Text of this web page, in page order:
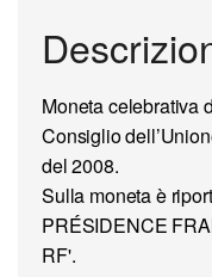
Moneta celebrativa
Consigliodell’
del 2008.
Sulla moneta è
PRÉSIDENCE
RF'.